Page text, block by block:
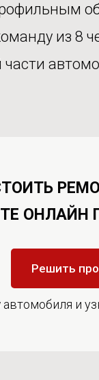
из 8
части
ОНЛАЙН
Решить
автомобиля и